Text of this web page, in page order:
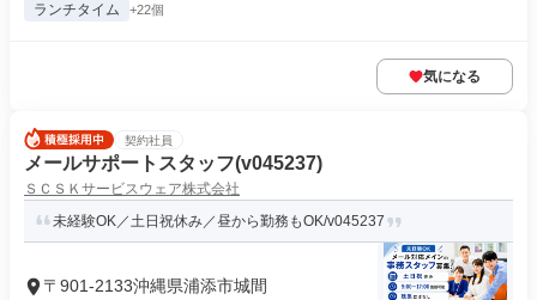
ランチタイム +22個
気になる
契約社員
メールサポートスタッフ(v045237)
ＳＣＳＫサービスウェア株式会社
未経験OK／土日祝休み／昼から勤務もOK/v045237
〒901-2133沖縄県浦添市城間